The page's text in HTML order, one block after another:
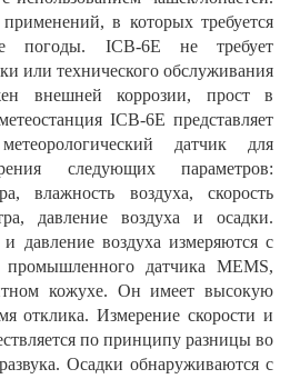
в которых требуется
погоды. ICB-6E не требует
или технического обслуживания
внешней коррозии, прост в
ICB-6E представляет
датчик для
следующих параметров:
влажность воздуха, скорость
давление воздуха и осадки.
давление воздуха измеряются с
датчика MEMS,
кожухе. Он имеет высокую
отклика. Измерение скорости и
по принципу разницы во
Осадки обнаруживаются с